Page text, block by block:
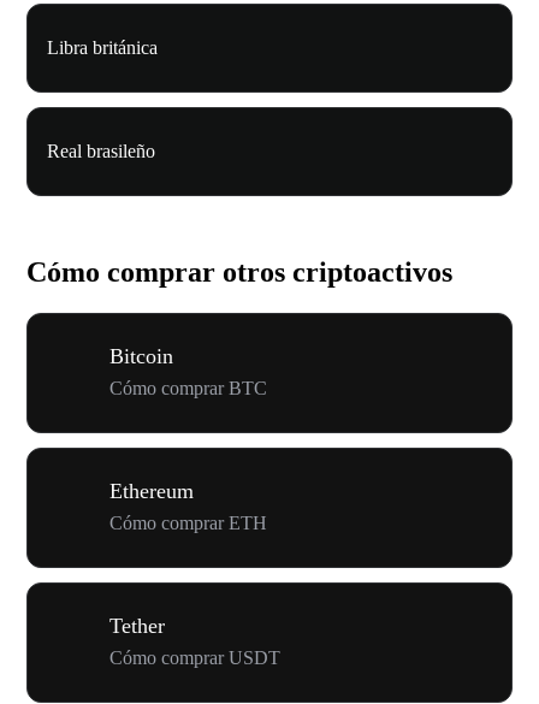
Libra británica
Real brasileño
Cómo comprar otros criptoactivos
Bitcoin
Cómo comprar BTC
Ethereum
Cómo comprar ETH
Tether
Cómo comprar USDT